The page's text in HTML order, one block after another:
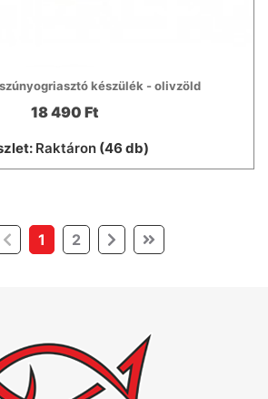
készülék - olivzöld
18 490 Ft
Raktáron (46 db)
1 (current)
2